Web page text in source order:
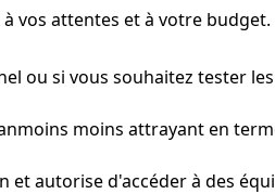
vos attentes et à votre budget.
ou si vous souhaitez tester
moins attrayant en
et autorise d'accéder à des